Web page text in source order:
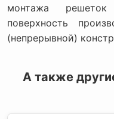
монтажа
поверхность
(непрерывной)
А также